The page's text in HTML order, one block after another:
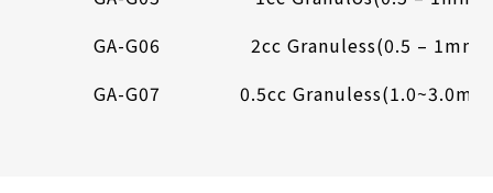
GA-G06
2cc Granuless(0.5 – 1mm)
GA-G07
0.5cc